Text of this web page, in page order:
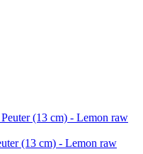
(13 cm) - Lemon raw